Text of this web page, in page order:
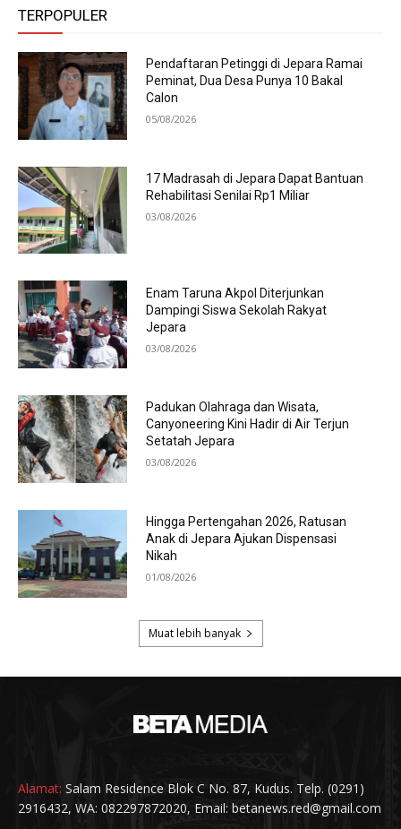
Alamat: Salam Residence Blok C No. 87, Kudus. Telp. (0291)
2916432, WA: 082297872020, Email: betanews.red@gmail.com